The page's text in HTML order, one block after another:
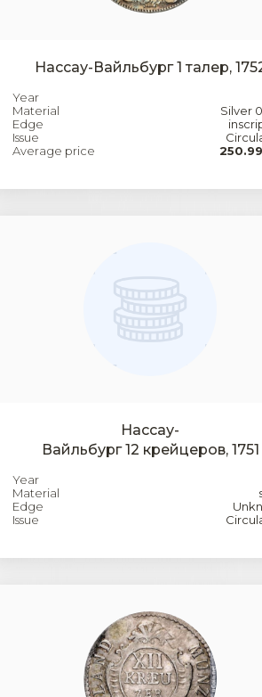
Нассау-Вайльбург 1 талер,
Year
Material
Silver
Edge
Issue
Average price
Нассау-
Вайльбург 12 крейцеров, 1751
Year
Material
Edge
Issue